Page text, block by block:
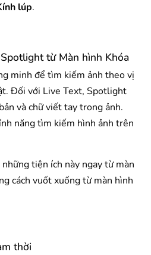
lúp.
từ Màn hình Khóa
minh để tìm kiếm ảnh theo vị
Đối với Live Text, Spotlight
và chữ viết tay trong ảnh.
năng tìm kiếm hình ảnh trên
tiện ích này ngay từ màn
cách vuốt xuống từ màn hình
thời